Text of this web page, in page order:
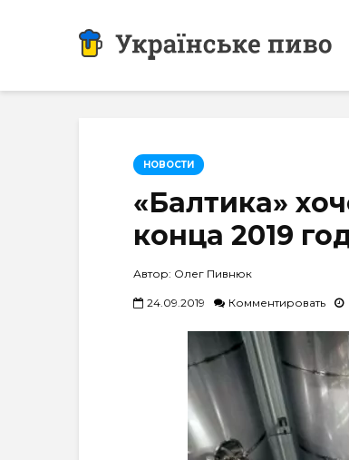
НОВОСТИ
«Балтика»
конца 2019
Автор: Олег Пивнюк
24.09.2019 Комментировать